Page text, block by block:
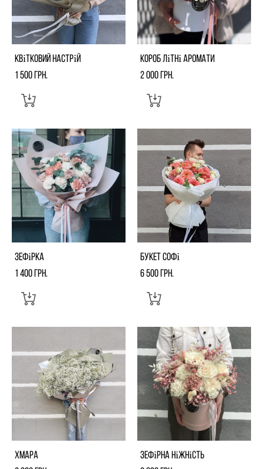
Квітковий настрій
1 500 грн.
Короб Літні аромати
2 000 грн.
Зефірка
1 400 грн.
Букет софі
6 500 грн.
Хмара
Зефірна ніжність